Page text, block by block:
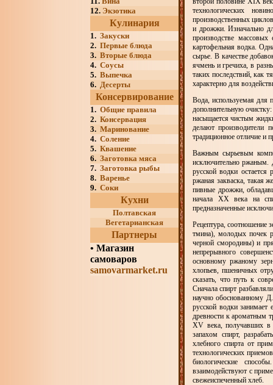
12. Экзотика
Кулинария
1. Закуски
2. Первые блюда
3. Вторые блюда
4. Соусы
5. Выпечка
6. Десерты
Консервирование
1. Общие правила
2. Консервация
3. Маринование
4. Соление
5. Квашение
6. Заготовка мяса
7. Заготовка рыбы
8. Варенье
9. Соки
Кухни
Полтавская
Вегетарианская
Партнеры
• Магазин
самоваров
samovarmarket.ru
технологических
производственных
и дрожжи. Изначально
производстве
картофельная водка.
сырье. В качестве
ячмень и гречиха, в
таких последствий, как
характерно для
Вода, используемая для
дополнительную
насыщается чистым
делают
традиционное отличие и
Важным сырьевым
исключительно ржаным.
русской водки
ржаная закваска, такая
пивные дрожжи,
начала XX века на
предназначенные
Рецептура, соотношение
тмина), молодых почек
черной смородины) и
непрерывного
основному ржаному
хлопьев, пшеничных
сказать, что путь к
Сначала спирт
научно обоснованному
русской водки занимает
древности к ароматным
XV века, получавших в
запахом спирт,
хлебного спирта от
технологических
биологические
взаимодействуют с
свежеиспеченный хлеб.